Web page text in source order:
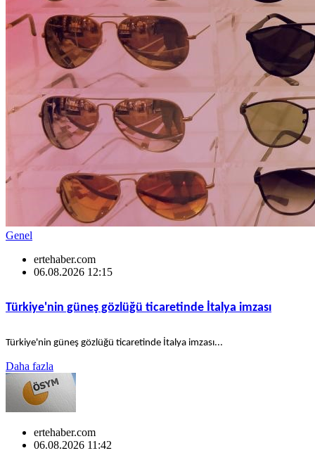
Genel
ertehaber.com
06.08.2026 12:15
Türkiye'nin güneş gözlüğü ticaretinde İtalya imzası
Türkiye'nin güneş gözlüğü ticaretinde İtalya imzası...
Daha fazla
ertehaber.com
06.08.2026 11:42